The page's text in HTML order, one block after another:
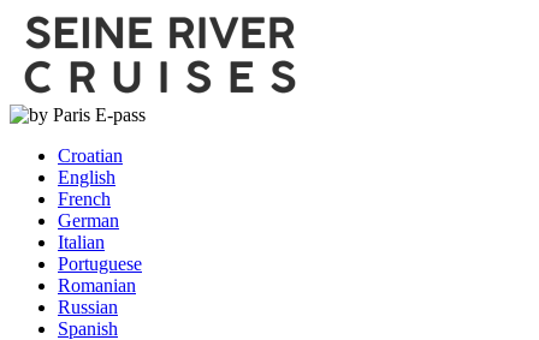
Croatian
English
French
German
Italian
Portuguese
Romanian
Russian
Spanish